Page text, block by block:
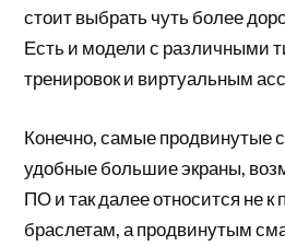
стоит выбрать чуть более
Есть и модели с различными
тренировок и виртуальным
Конечно, самые продвинутые
удобные большие экраны,
ПО и так далее относится не
браслетам, а продвинутым